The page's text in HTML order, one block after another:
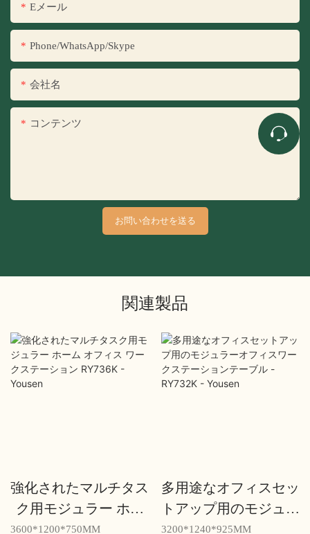
Eメール
Phone/WhatsApp/Skype
会社名
コンテンツ
お問い合わせを送る
関連製品
強化されたマルチタス
ク用モジュラー ホー
ム オフィス ワークス
3600*1200*750MM
多用途なオフィスセッ
トアップ用のモジュラ
ーオフィスワークステ
3200*1240*925MM